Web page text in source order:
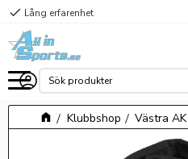
Meny
check Lång erfarenhet
Klubbshop Västra AK